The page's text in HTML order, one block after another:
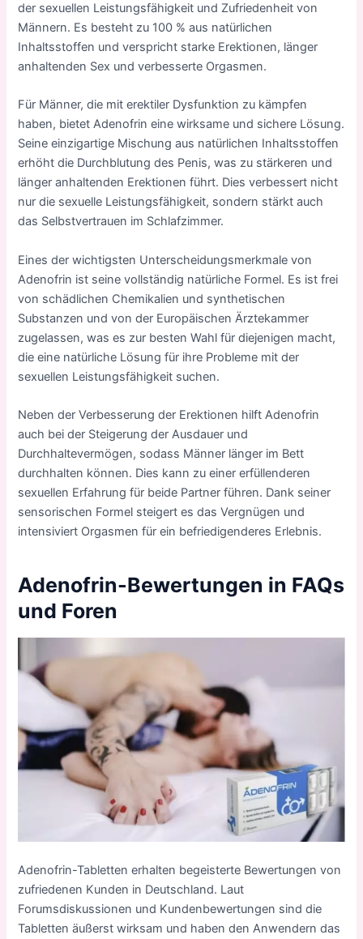
der sexuellen Leistungsfähigkeit und Zufriedenheit von
Männern. Es besteht zu 100 % aus natürlichen
Inhaltsstoffen und verspricht starke Erektionen, länger
anhaltenden Sex und verbesserte Orgasmen.
Für Männer, die mit erektiler Dysfunktion zu kämpfen
haben, bietet Adenofrin eine wirksame und sichere Lösung.
Seine einzigartige Mischung aus natürlichen Inhaltsstoffen
erhöht die Durchblutung des Penis, was zu stärkeren und
länger anhaltenden Erektionen führt. Dies verbessert nicht
nur die sexuelle Leistungsfähigkeit, sondern stärkt auch
das Selbstvertrauen im Schlafzimmer.
Eines der wichtigsten Unterscheidungsmerkmale von
Adenofrin ist seine vollständig natürliche Formel. Es ist frei
von schädlichen Chemikalien und synthetischen
Substanzen und von der Europäischen Ärztekammer
zugelassen, was es zur besten Wahl für diejenigen macht,
die eine natürliche Lösung für ihre Probleme mit der
sexuellen Leistungsfähigkeit suchen.
Neben der Verbesserung der Erektionen hilft Adenofrin
auch bei der Steigerung der Ausdauer und
Durchhaltevermögen, sodass Männer länger im Bett
durchhalten können. Dies kann zu einer erfüllenderen
sexuellen Erfahrung für beide Partner führen. Dank seiner
sensorischen Formel steigert es das Vergnügen und
intensiviert Orgasmen für ein befriedigenderes Erlebnis.
Adenofrin-Bewertungen in FAQs
und Foren
Adenofrin-Tabletten erhalten begeisterte Bewertungen von
zufriedenen Kunden in Deutschland. Laut
Forumsdiskussionen und Kundenbewertungen sind die
Tabletten äußerst wirksam und haben den Anwendern das